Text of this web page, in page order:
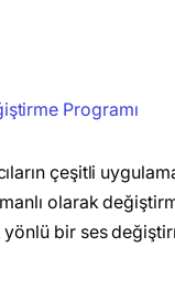
çeşitli
olarak
yönlü bir ses